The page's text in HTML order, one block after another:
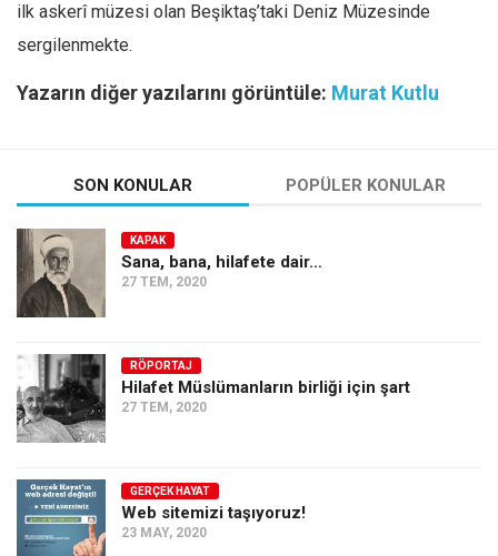
ilk askerî müzesi olan Beşiktaş’taki Deniz Müzesinde
sergilenmekte.
Yazarın diğer yazılarını görüntüle: Murat Kutlu
SON KONULAR POPÜLER KONULAR
KAPAK
Sana, bana, hilafete dair…
27 TEM, 2020
RÖPORTAJ
Hilafet Müslümanların birliği için şart
27 TEM, 2020
GERÇEK HAYAT
Web sitemizi taşıyoruz!
23 MAY, 2020